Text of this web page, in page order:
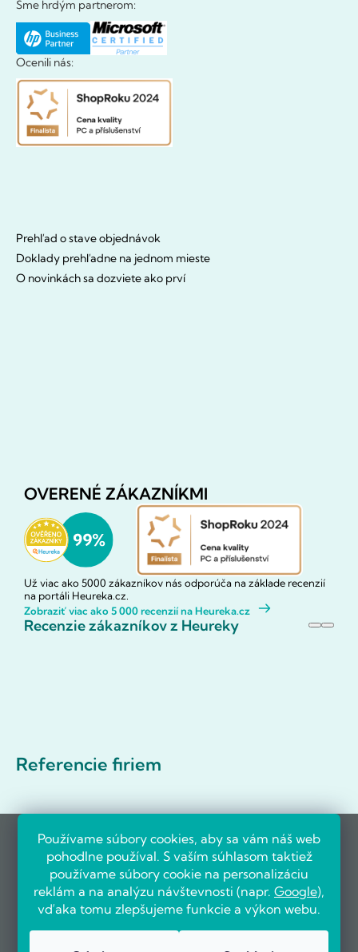
Používame súbory cookies, aby sa vám náš web
pohodlne používal. S vaším súhlasom taktiež
používame súbory cookie na personalizáciu
reklám a na analýzu návštevnosti (napr. Google),
vďaka tomu zlepšujeme funkcie a výkon webu.
Sme hrdým partnerom:
Ocenili nás:
Prehľad o stave objednávok
Doklady prehľadne na jednom mieste
O novinkách sa dozviete ako prví
OVERENÉ ZÁKAZNÍKMI
Už viac ako 5000 zákazníkov nás odporúča na základe recenzií
na portáli Heureka.cz.
Zobraziť viac ako 5 000 recenzií na Heureka.cz
Recenzie zákazníkov z Heureky
Referencie firiem